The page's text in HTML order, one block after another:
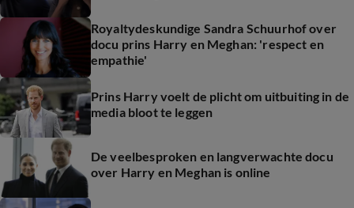
Royaltydeskundige Sandra Schuurhof over
docu prins Harry en Meghan: 'respect en
empathie'
Prins Harry voelt de plicht om uitbuiting in de
media bloot te leggen
De veelbesproken en langverwachte docu
over Harry en Meghan is online